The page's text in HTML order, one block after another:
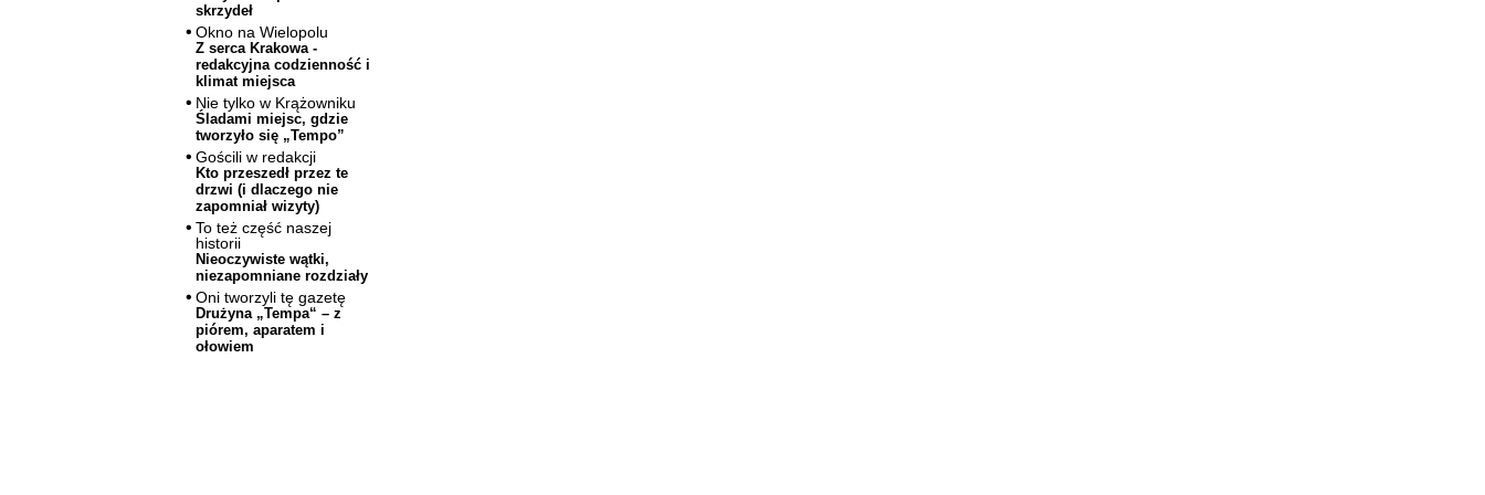
skrzydeł
Okno na Wielopolu
Z serca Krakowa -
redakcyjna codzienność i
klimat miejsca
Nie tylko w Krążowniku
Śladami miejsc, gdzie
tworzyło się „Tempo”
Gościli w redakcji
Kto przeszedł przez te
drzwi (i dlaczego nie
zapomniał wizyty)
To też część naszej
historii
Nieoczywiste wątki,
niezapomniane rozdziały
Oni tworzyli tę gazetę
Drużyna „Tempa“ – z
piórem, aparatem i
ołowiem